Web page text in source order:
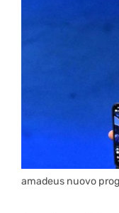
amadeus nuovo